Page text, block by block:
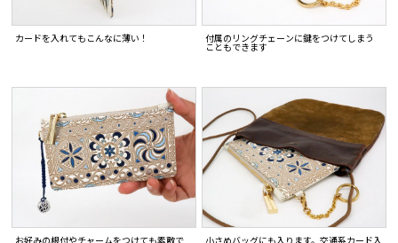
カードを入れてもこんなに薄い！
付属のリングチェーンに鍵をつけてしまう
こともできます
お好みの根付やチャームをつけても素敵で 小さめバッグにも入ります。交通系カード入